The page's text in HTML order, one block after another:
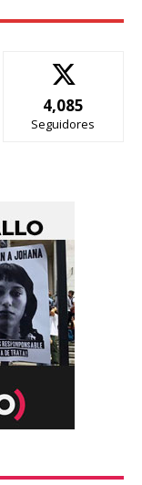
4,085
Seguidores